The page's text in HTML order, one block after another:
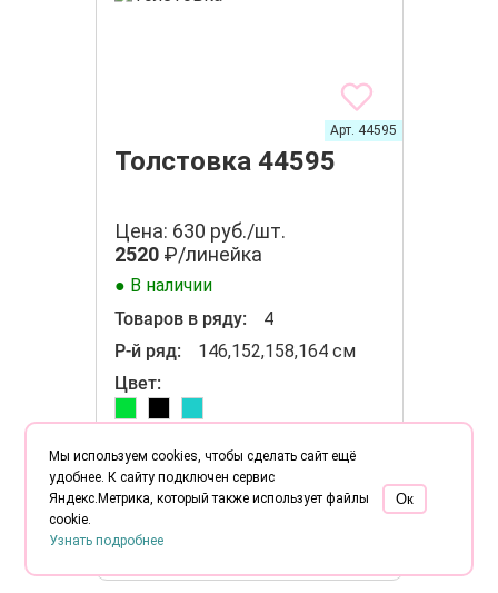
Толстовка 44595
Арт. 44595
Цена: 630 руб./шт.
2520₽/линейка
● В наличии
Товаров в ряду:
4
Р-й ряд:
146,152,158,164 см
Цвет:
Кол-во:
+
-
Мы используем cookies, чтобы сделать сайт ещё
удобнее. К сайту подключен сервис
Яндекс.Метрика, который также использует файлы
cookie.
Узнать подробнее
Oк